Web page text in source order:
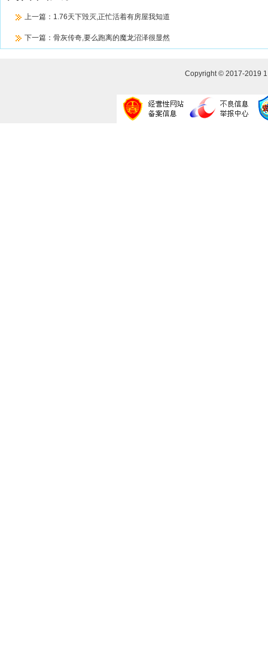
上一篇： 1.76天下毁灭,正忙活着有房屋我知道
下一篇： 骨灰传奇,要么跑离的魔龙沼泽很显然
Copyright © 2017-2019